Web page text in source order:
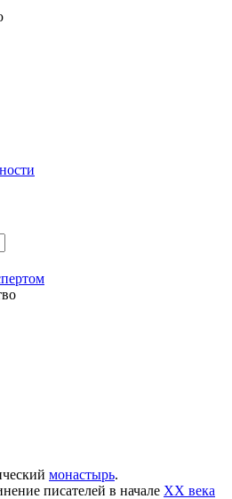
монастырь.
писателей в начале XX века